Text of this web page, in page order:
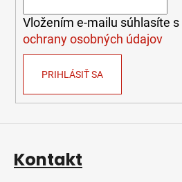
Vložením e-mailu súhlasíte s
ochrany osobných údajov
PRIHLÁSIŤ SA
Kontakt